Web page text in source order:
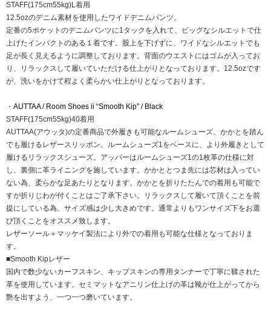
STAFF(175cm55kg)L着用
12.5ozのデニム素材を使用したワイドデニムパンツ。
定番の5ポケットのデニムパンツに1タックを入れて、ビッグなシルエットで仕
上げたインパクトのある１着です。股上を下げずに、ワイドなシルエットでも
足が長く見えるように調整しております。背面のウエストにはゴムが入ってお
り、リラックスして履いていただける仕上がりとなっております。12.5ozです
が、洗いをかけて程よく柔らかい仕上がりとなっております。
・ AUTTAA / Room Shoes ii “Smooth Kip” / Black
STAFF(175cm55kg)40着用
AUTTAA(アウッタ)の定番商品で外履きも可能なルームシューズ。かかとを踏ん
でも履けるレザースリッポン。ルームシューズ1をベースに、より外履きとして
履けるリラックスシューズ。アッパーはルームシューズ1の1枚革の仕様に対
し、裏側に革ライニングを施しています。かかととつま先には芯材は入ってい
ない為、柔らかな足あたりとなります。かかとを折りたたんでの着用も可能で
すが折りじわが付くことはご了承下さい。リラックスして履いて頂くことを前
提にしている為、サイズ感は少し大きめです。通常よりもワンサイズ下をお選
び頂くことをオススメ致します。
レザーソール＋マッケイ製法により外での着用も可能な仕様となっておりま
す。
■Smooth Kipレザー
国内で数少ないカーフスキン、キップスキンの専用タンナーで丁寧に鞣された
革を使用しています。セミマットなアニリン仕上げの革は靴が仕上がってから
艶を出すよう、一つ一つ磨いています。